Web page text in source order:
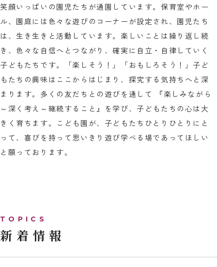
笑顔いっぱいの園児たちが通園しています。保育室やホー
ル、園庭には色々な遊びのコーナーが設定され、園児たち
は、生き生きと活動しています。楽しいことは繰り返し続
き、色々な自信へとつながり、確実に自立・自律していく
子どもたちです。「楽しそう！」「おもしろそう！」子ど
もたちの興味はここからはじまり、探究する気持ちへと深
まります。多くの友だちとの遊びを通して 『楽しみながら
～深く考え～継続すること』を学び、子どもたちの心は大
きく育ちます。こども園が、子どもたちひとりひとりにと
って、喜びを持って思いきり遊び学べる場であってほしい
と願っております。
新着情報